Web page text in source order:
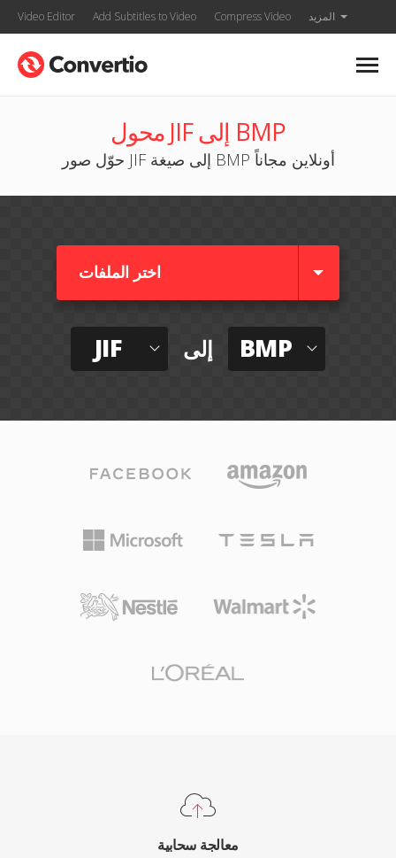
Video Editor Add Subtitles to Video Compress Video المزيد
محول JIF إلى BMP
حوّل صور JIF إلى صيغة BMP أونلاين مجاناً
اختر الملفات
JIF إلى BMP
معالجة سحابية